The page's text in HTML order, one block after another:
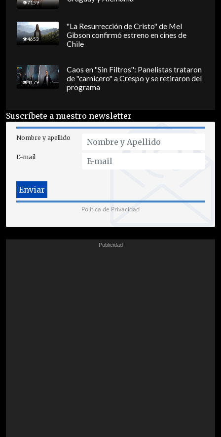
7159
4653
"La Resurrección de Cristo" de Mel
Gibson confirmó estreno en cines de
Chile
4179
Caos en "Sin Filtros": Panelistas trataron
de "carnicero" a Crespo y se retiraron del
programa
Suscríbete a nuestro newsletter
Nombre y apellido
E-mail
Política de Privacidad